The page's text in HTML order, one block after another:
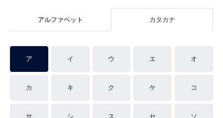
アルファベット カタカナ
ア イ ウ エ オ
カ キ ク ケ コ
サ シ ス セ ソ